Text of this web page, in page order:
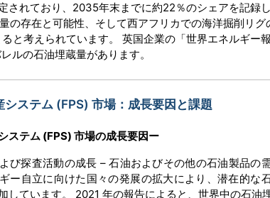
されており、2035年末までに約22％のシェアを記録
の存在と可能性、そして西アフリカでの海洋掘削リグ
と考えられています。 英国企業の「世界エネルギー
ルの石油埋蔵量があります。
システム (FPS) 市場：成長要因と課題
ステム (FPS) 市場の成長要因ー
び探査活動の成長 – 石油およびその他の石油製品の
ー自立に向けた国々の発展の拡大により、潜在的な
しています。 2021 年の報告によると、世界中の石油